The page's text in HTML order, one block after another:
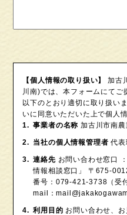
【個人情報の取り扱い】
加古
川南)では、本フォームにてご
以下のとおり適切に取り扱い
いに同意いただいた上で個人
事業者の名称 加古川市南
当社の個人情報管理者 代
連絡先 お問い合わせ窓口
情報相談窓口」 〒675-
番号：079-421-3738（受
mail：
利用目的 お問い合わせ、